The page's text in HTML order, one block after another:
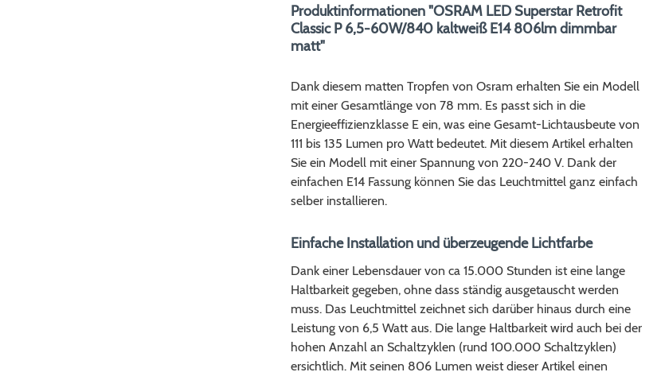
Produktinformationen "OSRAM LED Superstar Retrofit
Classic P 6,5-60W/840 kaltweiß E14 806lm dimmbar
matt"
Dank diesem matten Tropfen von Osram erhalten Sie ein Modell
mit einer Gesamtlänge von 78 mm. Es passt sich in die
Energieeffizienzklasse E ein, was eine Gesamt-Lichtausbeute von
111 bis 135 Lumen pro Watt bedeutet. Mit diesem Artikel erhalten
Sie ein Modell mit einer Spannung von 220-240 V. Dank der
einfachen E14 Fassung können Sie das Leuchtmittel ganz einfach
selber installieren.
Einfache Installation und überzeugende Lichtfarbe
Dank einer Lebensdauer von ca 15.000 Stunden ist eine lange
Haltbarkeit gegeben, ohne dass ständig ausgetauscht werden
muss. Das Leuchtmittel zeichnet sich darüber hinaus durch eine
Leistung von 6,5 Watt aus. Die lange Haltbarkeit wird auch bei der
hohen Anzahl an Schaltzyklen (rund 100.000 Schaltzyklen)
ersichtlich. Mit seinen 806 Lumen weist dieser Artikel einen